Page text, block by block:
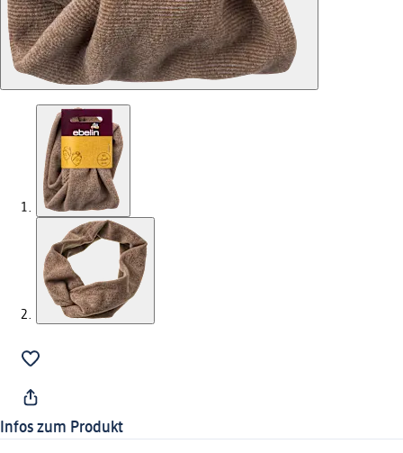
Infos zum Produkt